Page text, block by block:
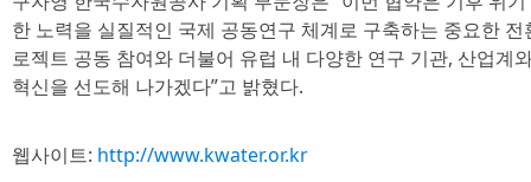
한 노력을 실질적인 국제 공동연구 체계로 구축하는 중요한
로젝트 공동 참여와 더불어 유럽 내 다양한 연구 기관, 산업계
혁신을 선도해 나가겠다”고 밝혔다.
웹사이트: http://www.kwater.or.kr